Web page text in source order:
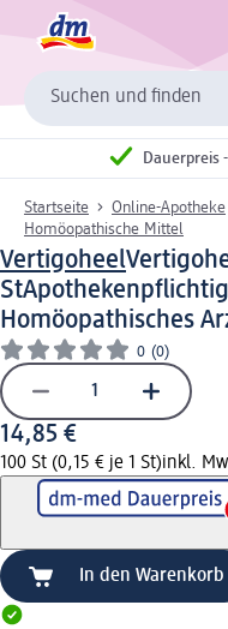
Suchen und finden
Dauerpreis
Startseite Online-Apotheke
Homöopathische Mittel
Vertigoheel
St
Homöopathisches
0 (0)
14,85 €
100 St (0,15 € je 1 St)inkl.
In den Warenkorb